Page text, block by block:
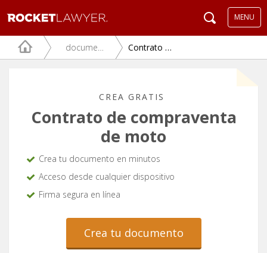
MENU
documentos juridicos Contrato de compraventa de moto
CREA GRATIS
Contrato de compraventa
de moto
Crea tu documento en minutos
Acceso desde cualquier dispositivo
Firma segura en línea
Crea tu documento